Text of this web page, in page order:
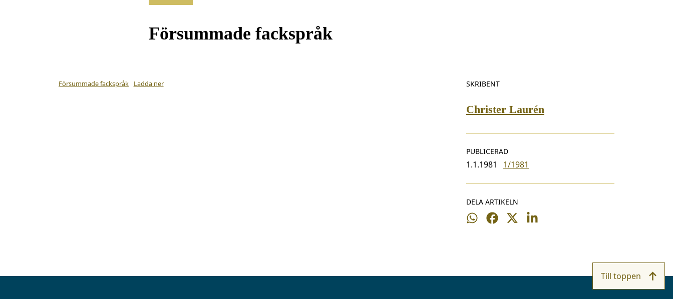
Försummade fackspråk
SKRIBENT
Christer Laurén
PUBLICERAD
1.1.1981 1/1981
DELA ARTIKELN
Dela
Dela
Dela
Dela
Försummade fackspråk Ladda ner
Till toppen